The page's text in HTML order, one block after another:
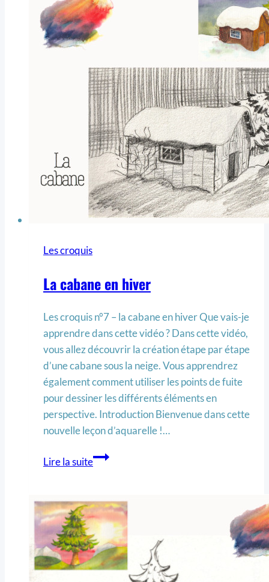
Les croquis
La cabane en hiver
Les croquis n°7 – la cabane en hiver Que vais-je
apprendre dans cette vidéo ? Dans cette vidéo,
vous allez découvrir la création étape par étape
d’une cabane sous la neige. Vous apprendrez
également comment utiliser les points de fuite
pour dessiner les différents éléments en
perspective. Introduction Bienvenue dans cette
nouvelle leçon d’aquarelle !…
Lire la suite